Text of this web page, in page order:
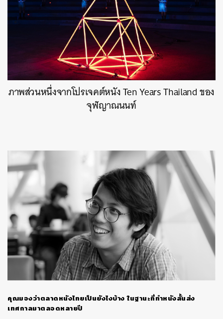
ภาพส่วนหนึ่งจากโปรเจคต์หนัง Ten Years Thailand ของ
จุฬญาณนนท์
คุณมองว่าตลาดหนังไทยเป็นยังไงบ้าง ในฐานะที่ทำหนังสั้นส่ง
เทศกาลมาตลอดหลายปี